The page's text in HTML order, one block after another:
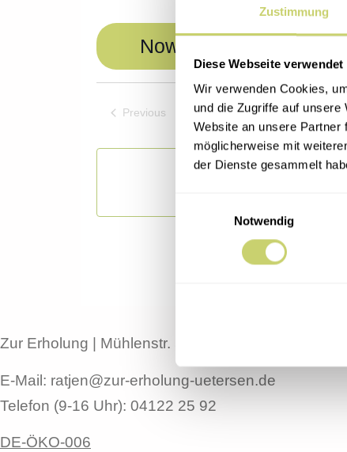
Zustimmung
Diese Webseite
Wir verwenden Cookies,
und die Zugriffe auf
Website an unsere Partner
möglicherweise mit
der Dienste gesammelt
Notwendig
Now onwards
Select
date.PreviousEvents
Zur Erholung | Mühlenstr. 56 | 25436 Uetersen
E-Mail: ratjen@zur-erholung-uetersen.de
Telefon (9-16 Uhr): 04122 25 92
DE-ÖKO-006